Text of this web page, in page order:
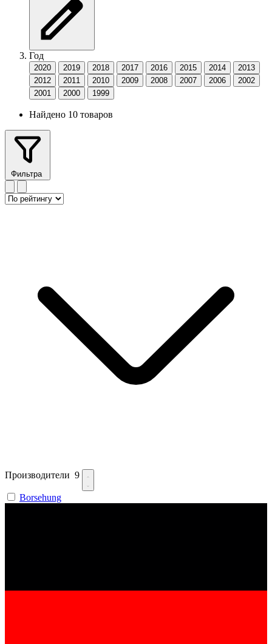
Год
2020 2019 2018 2017 2016 2015 2014
2013
2012
2011 2010 2009 2008 2007 2006
2002
2001
2000 1999
Найдено 10 товаров
Фильтра
Производители 9
Borsehung